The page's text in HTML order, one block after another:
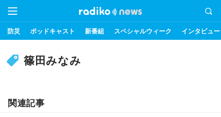
防災 ポッドキャスト 新番組 スペシャルウィーク インタビュー
篠田みなみ
関連記事